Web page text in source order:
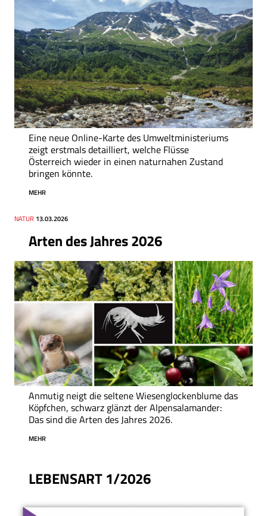
Eine neue Online-Karte des Umweltministeriums
zeigt erstmals detailliert, welche Flüsse
Österreich wieder in einen naturnahen Zustand
bringen könnte.
MEHR
Arten des Jahres 2026
Thema
NATUR
Datum 13.03.2026
Anmutig neigt die seltene Wiesenglockenblume das
Köpfchen, schwarz glänzt der Alpensalamander:
Das sind die Arten des Jahres 2026.
MEHR
LEBENSART 1/2026